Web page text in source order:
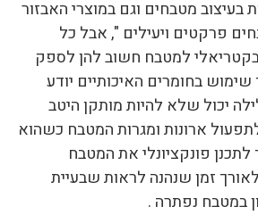
מטבחים וגם במוצרי האבזור
פרקטים ויעילים ", אבל כל
למטבח חשוב להן לספק
שימוש בחומרים האיכותיים יודע
יכול שלא להיות מותקן היטב
ארונות ומגרות המטבח כשהוא
לתכנן פונקציונלי את המטבח
זמן שנהנה לראות שבעיית
במטבח נפתרה .